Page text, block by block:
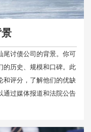
尾讨债公司的背景。你可
的历史、规模和口碑。此
和评分，了解他们的优缺
通过媒体报道和法院公告